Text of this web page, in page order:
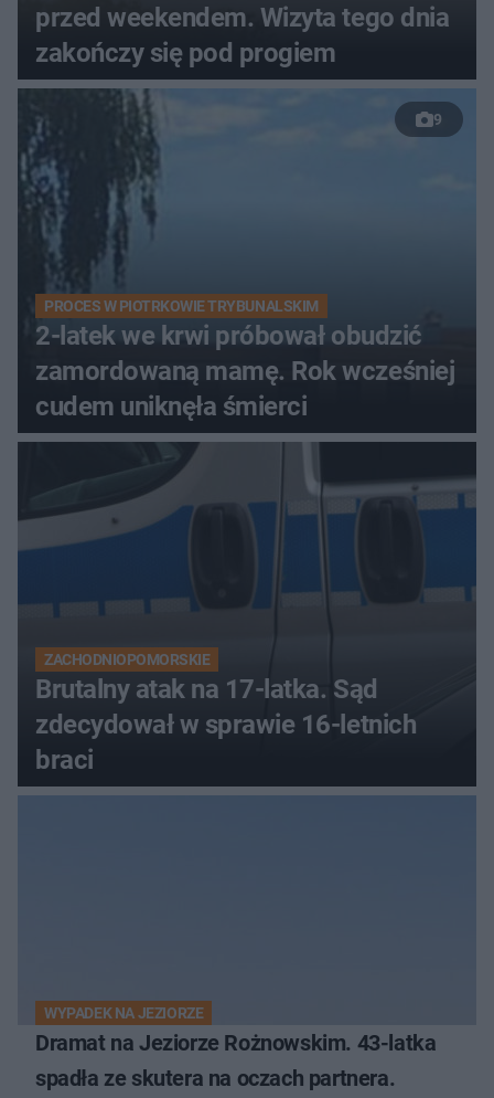
przed weekendem. Wizyta tego dnia
zakończy się pod progiem
9
PROCES W PIOTRKOWIE TRYBUNALSKIM
2-latek we krwi próbował obudzić
zamordowaną mamę. Rok wcześniej
cudem uniknęła śmierci
ZACHODNIOPOMORSKIE
Brutalny atak na 17-latka. Sąd
zdecydował w sprawie 16-letnich
braci
WYPADEK NA JEZIORZE
Dramat na Jeziorze Rożnowskim. 43-latka
spadła ze skutera na oczach partnera.